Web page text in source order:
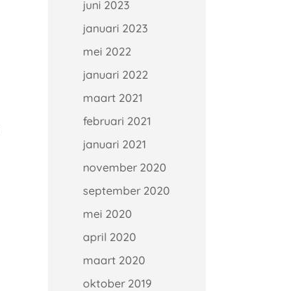
juni 2023
januari 2023
mei 2022
januari 2022
maart 2021
februari 2021
januari 2021
november 2020
september 2020
mei 2020
april 2020
maart 2020
oktober 2019